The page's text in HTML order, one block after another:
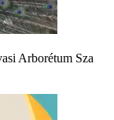
Arborétum Sza